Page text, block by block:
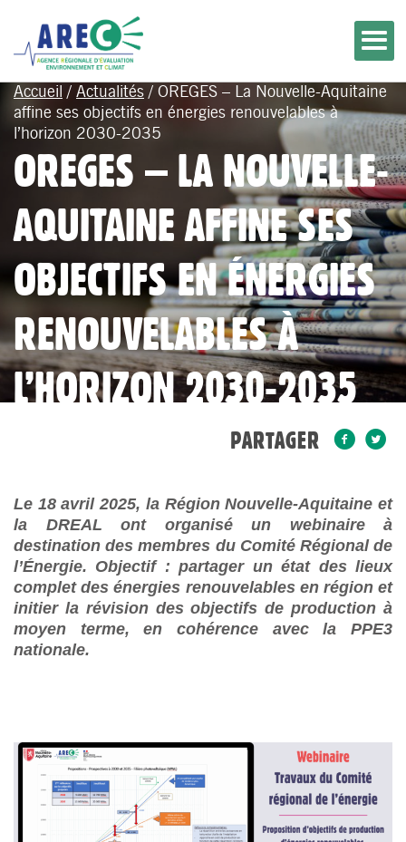
Accueil / Actualités / OREGES – La Nouvelle-Aquitaine
affine ses objectifs en énergies renouvelables à
l’horizon 2030-2035
OREGES – LA NOUVELLE-
AQUITAINE AFFINE SES
OBJECTIFS EN ÉNERGIES
RENOUVELABLES À
L’HORIZON 2030-2035
PARTAGER
Le 18 avril 2025, la Région Nouvelle-Aquitaine et
la DREAL ont organisé un webinaire à
destination des membres du Comité Régional de
l’Énergie. Objectif : partager un état des lieux
complet des énergies renouvelables en région et
initier la révision des objectifs de production à
moyen terme, en cohérence avec la PPE3
nationale.